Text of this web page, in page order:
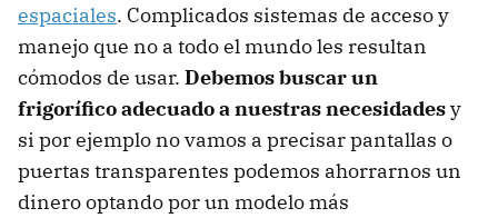
espaciales. Complicados sistemas de acceso y
manejo que no a todo el mundo les resultan
cómodos de usar. Debemos buscar un
frigorífico adecuado a nuestras necesidadesy
si por ejemplo no vamos a precisar pantallas o
puertas transparentes podemos ahorrarnos un
dinero optando por un modelo más